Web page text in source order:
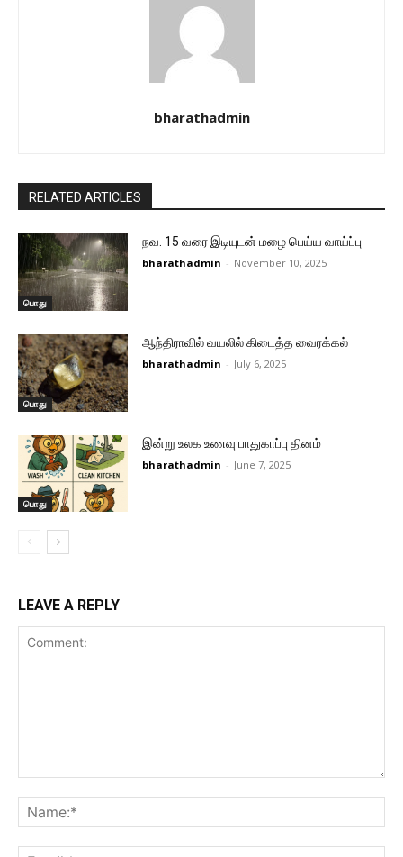
bharathadmin
RELATED ARTICLES
பொது
நவ. 15 வரை இடியுடன் மழை பெய்ய வாய்ப்பு
bharathadmin - November 10, 2025
பொது
ஆந்திராவில் வயலில் கிடைத்த வைரக்கல்
bharathadmin - July 6, 2025
பொது
இன்று உலக உணவு பாதுகாப்பு தினம்
bharathadmin - June 7, 2025
LEAVE A REPLY